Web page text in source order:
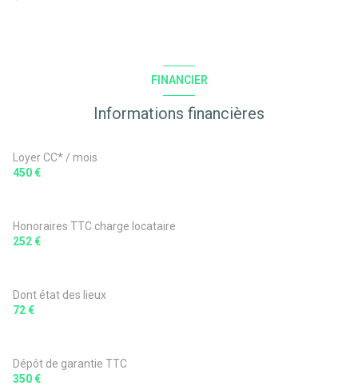
FINANCIER
Informations financières
Loyer CC* / mois
450 €
Honoraires TTC charge locataire
252 €
Dont état des lieux
72 €
Dépôt de garantie TTC
350 €